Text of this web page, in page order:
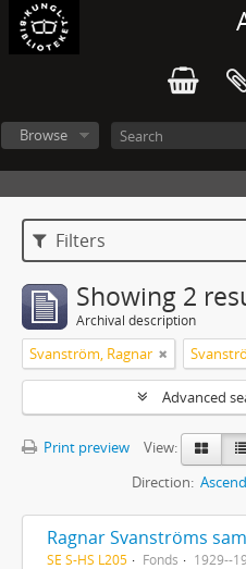
Browse
Filters
Showing 2
Archival description
Svanström, Ragnar
Advanced
Print preview
View:
Direction:
Ragnar Svanströms
SE S-HS L205 Fonds 1929--